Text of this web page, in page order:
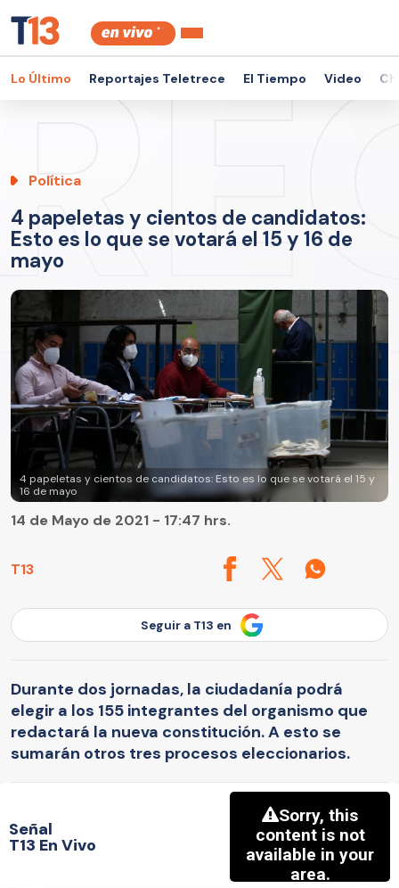
Lo Último Reportajes Teletrece El Tiempo Video
Política
4 papeletas y cientos de candidatos:
Esto es lo que se votará el 15 y 16 de
mayo
4 papeletas y cientos de candidatos: Esto es lo que se votará el 15 y
16 de mayo
T13
14 de Mayo de 2021 - 17:47 hrs.
Seguir a T13 en
Durante dos jornadas, la ciudadanía podrá
elegir a los 155 integrantes del organismo que
redactará la nueva constitución. A esto se
sumarán otros tres procesos eleccionarios.
Señal
T13 En Vivo